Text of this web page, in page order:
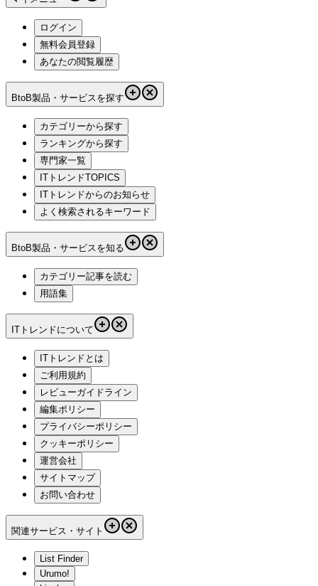
ログイン
無料会員登録
あなたの閲覧履歴
BtoB製品・サービスを探す
カテゴリーから探す
ランキングから探す
専門家一覧
ITトレンドTOPICS
ITトレンドからのお知らせ
よく検索されるキーワード
BtoB製品・サービスを知る
カテゴリー記事を読む
用語集
ITトレンドについて
ITトレンドとは
ご利用規約
レビューガイドライン
編集ポリシー
プライバシーポリシー
クッキーポリシー
運営会社
サイトマップ
お問い合わせ
関連サービス・サイト
List Finder
Urumo!